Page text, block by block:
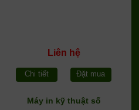
Liên hệ
Chi tiết Đặt mua
Máy in kỹ thuật số